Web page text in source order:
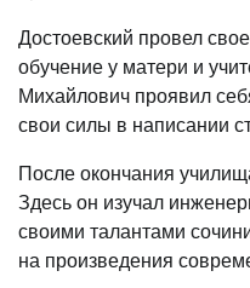
Достоевский провел
обучение у матери и
Михайлович проявил
свои силы в написании
После окончания
Здесь он изучал
своими талантами
на произведения